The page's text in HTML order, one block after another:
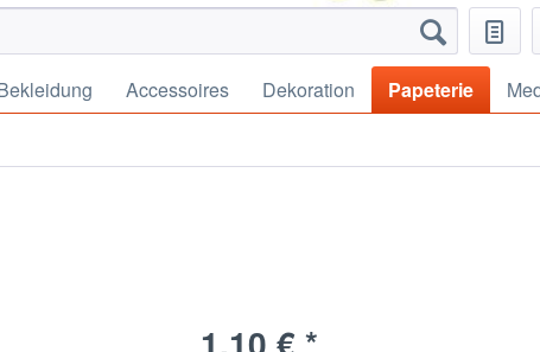
Accessoires Dekoration Papeterie